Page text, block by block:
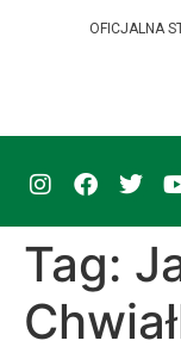
OFICJALNA
Tag: